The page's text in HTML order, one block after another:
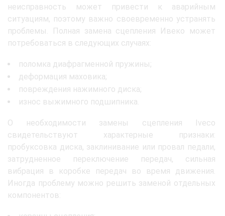
неисправность может привести к аварийным
ситуациям, поэтому важно своевременно устранять
проблемы. Полная замена сцепления Ивеко может
потребоваться в следующих случаях:
поломка диафрагменной пружины;
деформация маховика;
повреждения нажимного диска;
износ выжимного подшипника.
О необходимости замены сцепления Iveco
свидетельствуют характерные признаки:
пробуксовка диска, заклинивание или провал педали,
затрудненное переключение передач, сильная
вибрация в коробке передач во время движения.
Иногда проблему можно решить заменой отдельных
компонентов: